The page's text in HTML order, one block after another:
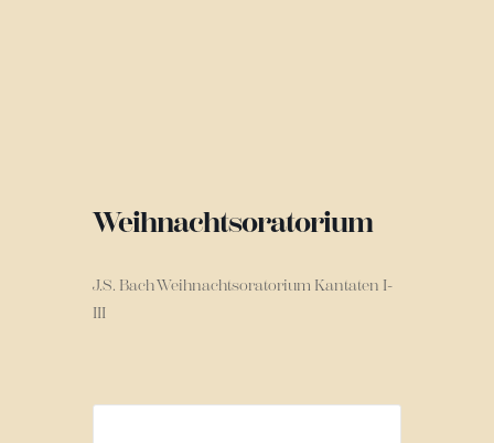
Weihnachtsoratorium
J.S. Bach Weihnachtsoratorium Kantaten I-
III